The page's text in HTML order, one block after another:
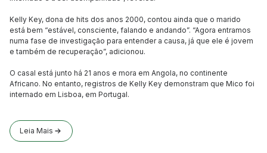
Kelly Key, dona de hits dos anos 2000, contou ainda que o marido
está bem “estável, consciente, falando e andando”. “Agora entramos
numa fase de investigação para entender a causa, já que ele é jovem
e também de recuperação”, adicionou.
O casal está junto há 21 anos e mora em Angola, no continente
Africano. No entanto, registros de Kelly Key demonstram que Mico foi
internado em Lisboa, em Portugal.
Leia Mais